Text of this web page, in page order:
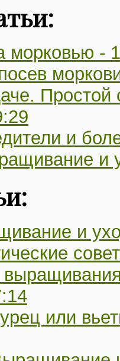
морковью -
и
и
и
или